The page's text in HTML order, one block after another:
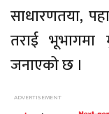
साधारणतया,
तराई
जनाएको छ ।